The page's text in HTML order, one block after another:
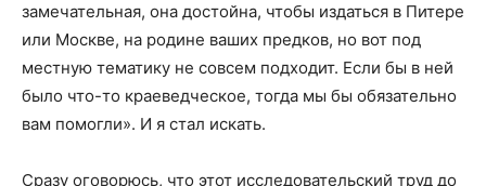
замечательная, она достойна, чтобы издаться в Питере
или Москве, на родине ваших предков, но вот под
местную тематику не совсем подходит. Если бы в ней
было что-то краеведческое, тогда мы бы обязательно
вам помогли». И я стал искать.
Сразу оговорюсь, что этот исследовательский труд до